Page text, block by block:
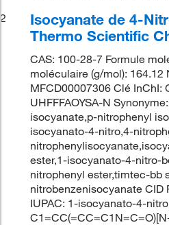
2
Isocyanate de 4-
Thermo Scientific
CAS: 100-28-7 Formule
moléculaire (g/mol): 164.12
MFCD00007306 Clé InChI:
UHFFFAOYSA-N
isocyanate,p-nitrophenyl
isocyanato-4-nitro,4-
ester,1-isocyanato-4-nitro-
nitrophenyl ester,timtec-bb
nitrobenzenisocyanate CID
IUPAC: 1-isocyanato-4-